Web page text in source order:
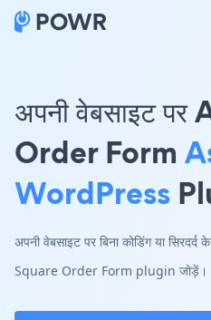
अपनी वेबसाइट
Order Form
WordPress
अपनी वेबसाइट पर बिना कोडिंग या
Square Order Form plugin जोड़ें।